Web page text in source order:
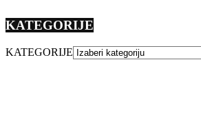
KATEGORIJE
KATEGORIJE